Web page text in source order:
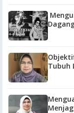
Tubuh